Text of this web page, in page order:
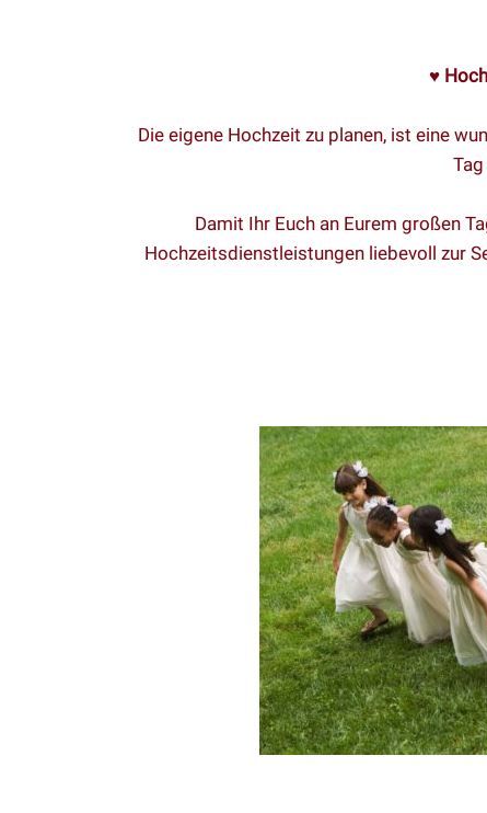
♥
Die eigene Hochzeit zu planen, ist eine
Damit Ihr Euch an Eurem großen
Hochzeitsdienstleistungen liebevoll zur